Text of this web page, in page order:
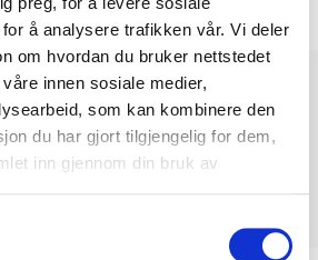
å analysere trafikken vår. Vi deler
om hvordan du bruker nettstedet
innen sosiale medier,
som kan kombinere den
du har gjort tilgjengelig for dem,
inn gjennom din bruk av